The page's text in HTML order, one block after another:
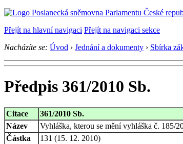
Přejít na hlavní navigaci Přejít na navigaci sekce
Nacházíte se: Úvod › Jednání a dokumenty › Sbírka
Předpis 361/2010 Sb.
Citace
361/2010 Sb.
Název
Vyhláška, kterou se mění vyhláška č. 185/
Částka
131 (15. 12. 2010)